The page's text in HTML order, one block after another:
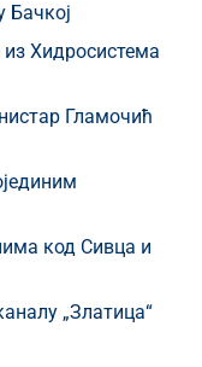
Бачкој
Хидросистема
Гламочић
код Сивца и
„Златица“